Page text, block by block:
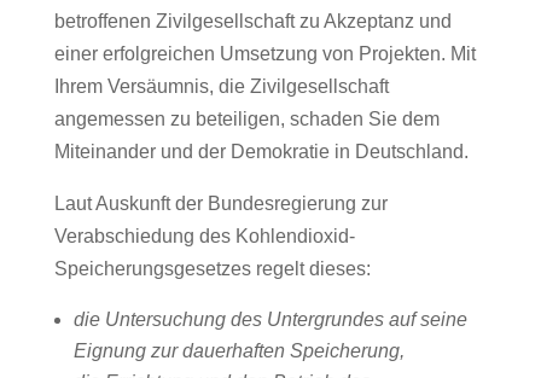
betroffenen Zivilgesellschaft zu Akzeptanz und
einer erfolgreichen Umsetzung von Projekten. Mit
Ihrem Versäumnis, die Zivilgesellschaft
angemessen zu beteiligen, schaden Sie dem
Miteinander und der Demokratie in Deutschland.
Laut Auskunft der Bundesregierung zur
Verabschiedung des Kohlendioxid-
Speicherungsgesetzes regelt dieses:
die Untersuchung des Untergrundes auf seine
Eignung zur dauerhaften Speicherung,